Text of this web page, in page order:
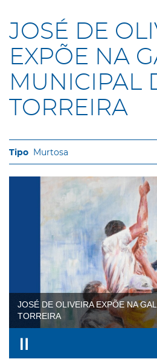
JOSÉ DE
EXPÕE NA
MUNICIPAL
TORREIRA
Murtosa
JOSÉ DE OLIVEIRA EXPÕE NA
TORREIRA